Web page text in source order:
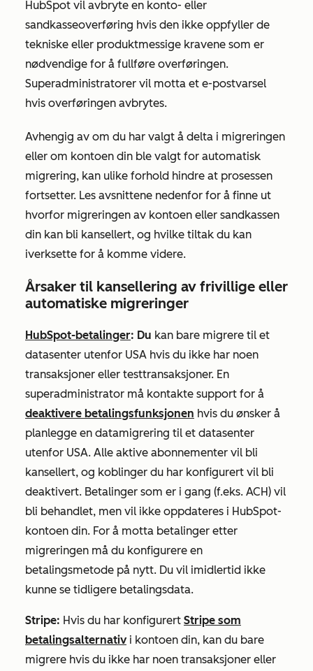
HubSpot vil avbryte en konto- eller
sandkasseoverføring hvis den ikke oppfyller de
tekniske eller produktmessige kravene som er
nødvendige for å fullføre overføringen.
Superadministratorer vil motta et e-postvarsel
hvis overføringen avbrytes.
Avhengig av om du har valgt å delta i migreringen
eller om kontoen din ble valgt for automatisk
migrering, kan ulike forhold hindre at prosessen
fortsetter. Les avsnittene nedenfor for å finne ut
hvorfor migreringen av kontoen eller sandkassen
din kan bli kansellert, og hvilke tiltak du kan
iverksette for å komme videre.
Årsaker til kansellering av frivillige eller
automatiske migreringer
HubSpot-betalinger: Du kan bare migrere til et
datasenter utenfor USA hvis du ikke har noen
transaksjoner eller testtransaksjoner. En
superadministrator må kontakte support for å
deaktivere betalingsfunksjonen hvis du ønsker å
planlegge en datamigrering til et datasenter
utenfor USA. Alle aktive abonnementer vil bli
kansellert, og koblinger du har konfigurert vil bli
deaktivert. Betalinger som er i gang (f.eks. ACH) vil
bli behandlet, men vil ikke oppdateres i HubSpot-
kontoen din. For å motta betalinger etter
migreringen må du konfigurere en
betalingsmetode på nytt. Du vil imidlertid ikke
kunne se tidligere betalingsdata.
Stripe: Hvis du har konfigurert Stripe som
betalingsalternativi kontoen din, kan du bare
migrere hvis du ikke har noen transaksjoner eller